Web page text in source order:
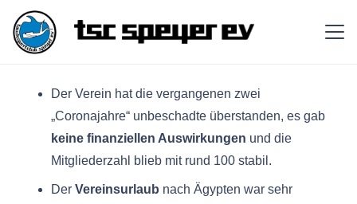
Der Verein hat die vergangenen zwei
„Coronajahre“ unbeschadte überstanden, es gab
keine finanziellen Auswirkungen und die
Mitgliederzahl blieb mit rund 100 stabil.
Der Vereinsurlaub nach Ägypten war sehr